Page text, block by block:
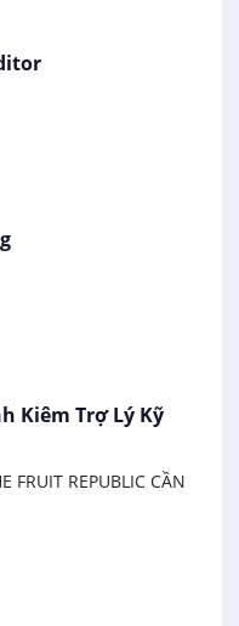
Kiêm Trợ Lý Kỹ
FRUIT REPUBLIC CẦN